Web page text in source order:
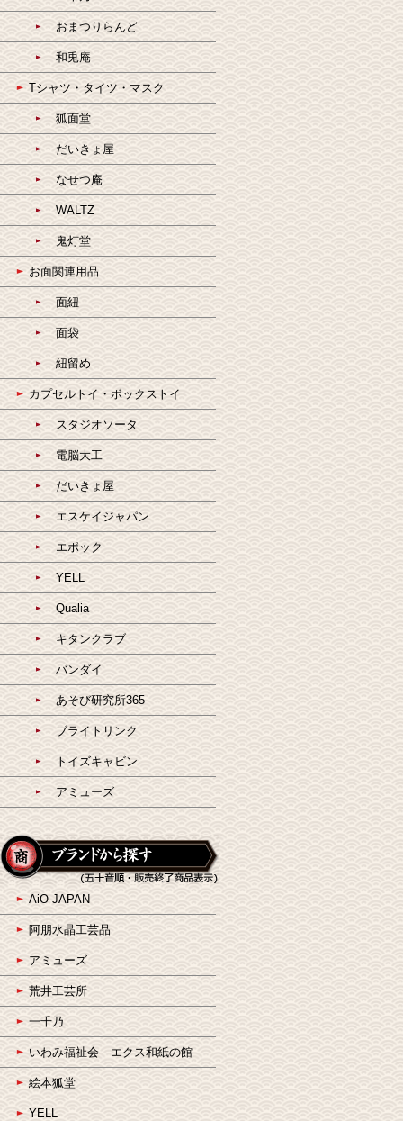
おまつりらんど
和兎庵
Tシャツ・タイツ・マスク
狐面堂
だいきょ屋
なせつ庵
WALTZ
鬼灯堂
お面関連用品
面紐
面袋
紐留め
カプセルトイ・ボックストイ
スタジオソータ
電脳大工
だいきょ屋
エスケイジャパン
エポック
YELL
Qualia
キタンクラブ
バンダイ
あそび研究所365
ブライトリンク
トイズキャビン
アミューズ
AiO JAPAN
阿朋水晶工芸品
アミューズ
荒井工芸所
一千乃
いわみ福祉会 エクス和紙の館
絵本狐堂
YELL